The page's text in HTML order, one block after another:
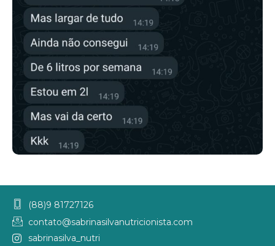
(88)9 81727126
contato@sabrinasilvanutricionista.com
sabrinasilva_nutri